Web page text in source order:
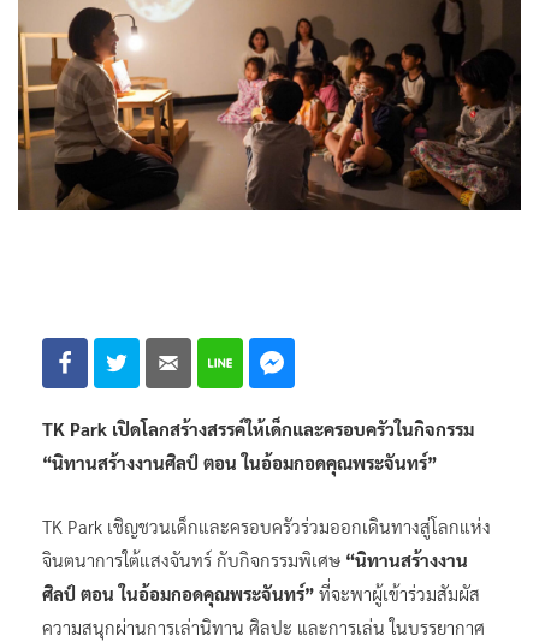
TK Park เปิดโลกสร้างสรรค์ให้เด็กและครอบครัวในกิจกรรม
“นิทานสร้างงานศิลป์ ตอน ในอ้อมกอดคุณพระจันทร์”
TK Park เชิญชวนเด็กและครอบครัวร่วมออกเดินทางสู่โลกแห่ง
จินตนาการใต้แสงจันทร์ กับกิจกรรมพิเศษ “นิทานสร้างงาน
ศิลป์ ตอน ในอ้อมกอดคุณพระจันทร์” ที่จะพาผู้เข้าร่วมสัมผัส
ความสนุกผ่านการเล่านิทาน ศิลปะ และการเล่น ในบรรยากาศ